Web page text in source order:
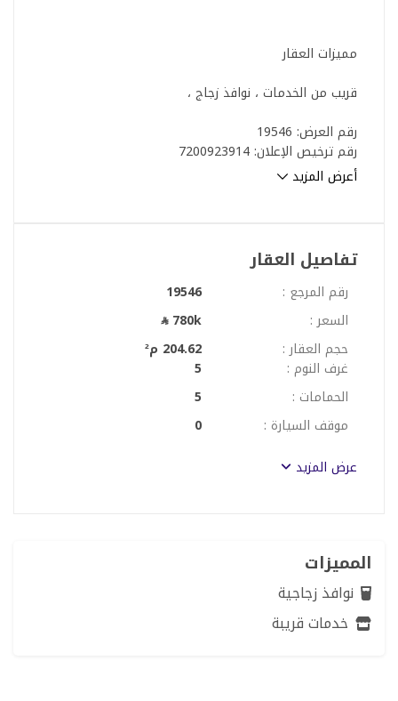
مميزات العقار
قريب من الخدمات ، نوافذ زجاج ،
رقم العرض: 19546
رقم ترخيص الإعلان: 7200923914
رقم رخصة فال: 1200019203
رقم الجوال: +966538643033
أعرض المزيد
تفاصيل العقار
رقم المرجع :
19546
السعر :
780k
حجم العقار :
204.62 م²
غرف النوم :
5
الحمامات :
5
موقف السيارة :
0
عرض المزيد
المميزات
نوافذ زجاجية
خدمات قريبة